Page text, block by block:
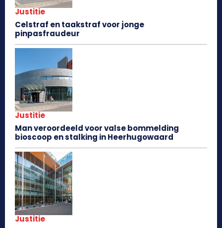
Justitie
Celstraf en taakstraf voor jonge
pinpasfraudeur
Justitie
Man veroordeeld voor valse bommelding
bioscoop en stalking in Heerhugowaard
Justitie